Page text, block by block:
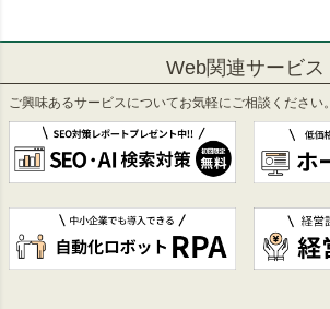
Web関連サービス
ご興味あるサービスについてお気軽にご相談ください。